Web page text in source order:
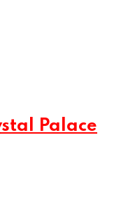
Palace